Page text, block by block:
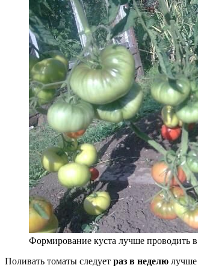
Формирование куста лучше проводить
Поливать томаты следует раз в неделю лучше